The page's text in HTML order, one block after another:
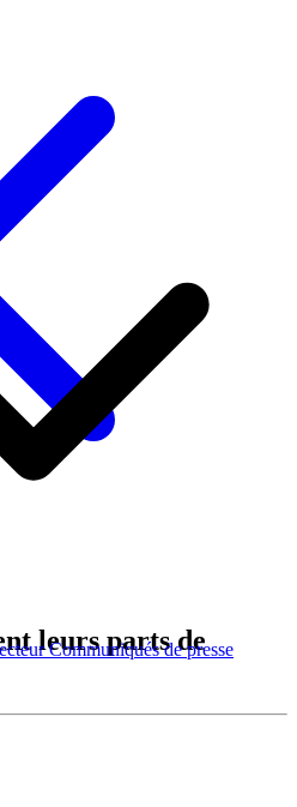
Communiqués de presse
leurs parts de